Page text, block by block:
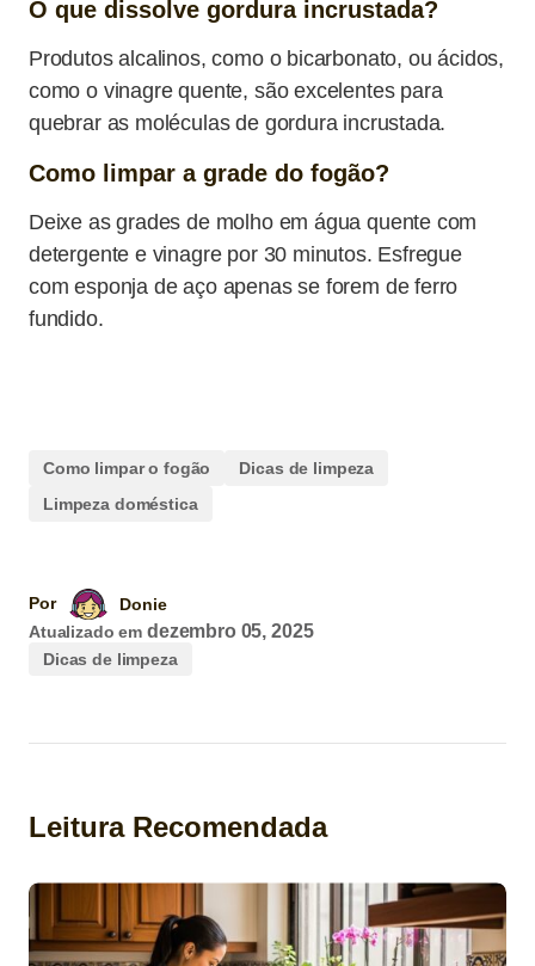
O que dissolve gordura incrustada?
Produtos alcalinos, como o bicarbonato, ou ácidos,
como o vinagre quente, são excelentes para
quebrar as moléculas de gordura incrustada.
Como limpar a grade do fogão?
Deixe as grades de molho em água quente com
detergente e vinagre por 30 minutos. Esfregue
com esponja de aço apenas se forem de ferro
fundido.
Como limpar o fogão
Dicas de limpeza
Limpeza doméstica
Por
Donie
Atualizado em dezembro 05, 2025
Dicas de limpeza
Leitura Recomendada